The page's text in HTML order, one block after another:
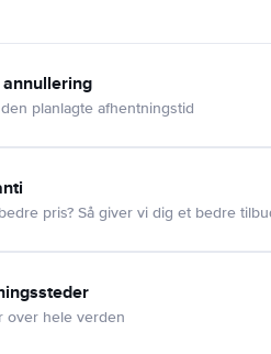
annullering
planlagte afhentningstid
pris? Så giver vi dig et bedre
over hele verden